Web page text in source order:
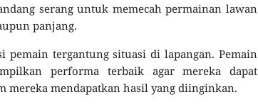
serang untuk memecah permainan lawan
panjang.
tergantung situasi di lapangan. Pemain
performa terbaik agar mereka dapat
mereka mendapatkan hasil yang diinginkan.